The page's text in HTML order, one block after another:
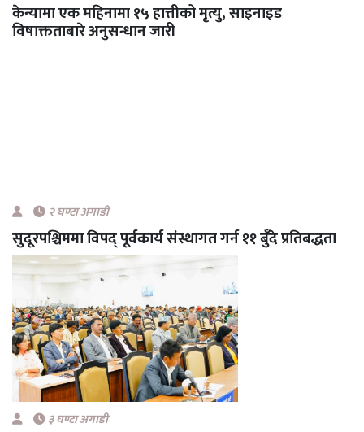
केन्यामा एक महिनामा १५ हात्तीको मृत्यु, साइनाइड
विषाक्तताबारे अनुसन्धान जारी
२ घण्टा अगाडी
सुदूरपश्चिममा विपद् पूर्वकार्य संस्थागत गर्न ११ बुँदे प्रतिबद्धता
३ घण्टा अगाडी